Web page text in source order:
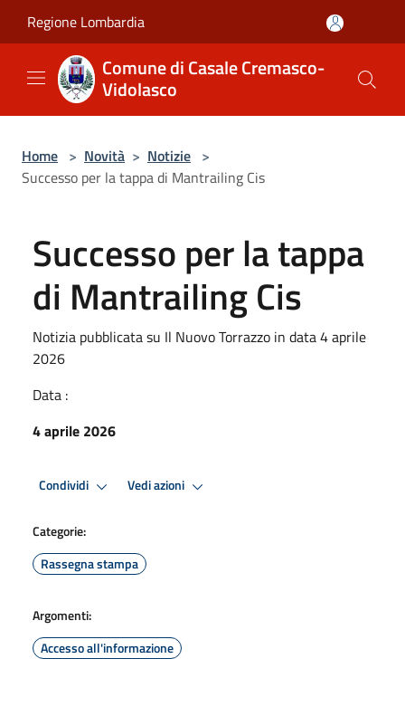
Regione Lombardia
Comune di Casale Cremasco-
Vidolasco
Home > Novità > Notizie >
Successo per la tappa di Mantrailing Cis
Successo per la tappa
di Mantrailing Cis
Notizia pubblicata su Il Nuovo Torrazzo in data 4 aprile
2026
Data :
4 aprile 2026
Condividi Vedi azioni
Categorie:
Rassegna stampa
Argomenti:
Accesso all'informazione